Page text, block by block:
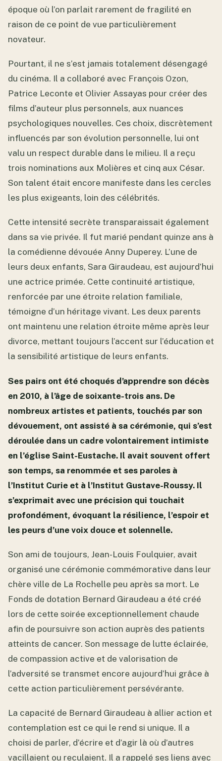
époque où l’on parlait rarement de fragilité en
raison de ce point de vue particulièrement
novateur.
Pourtant, il ne s’est jamais totalement désengagé
du cinéma. Il a collaboré avec François Ozon,
Patrice Leconte et Olivier Assayas pour créer des
films d’auteur plus personnels, aux nuances
psychologiques nouvelles. Ces choix, discrètement
influencés par son évolution personnelle, lui ont
valu un respect durable dans le milieu. Il a reçu
trois nominations aux Molières et cinq aux César.
Son talent était encore manifeste dans les cercles
les plus exigeants, loin des célébrités.
Cette intensité secrète transparaissait également
dans sa vie privée. Il fut marié pendant quinze ans à
la comédienne dévouée Anny Duperey. L’une de
leurs deux enfants, Sara Giraudeau, est aujourd’hui
une actrice primée. Cette continuité artistique,
renforcée par une étroite relation familiale,
témoigne d’un héritage vivant. Les deux parents
ont maintenu une relation étroite même après leur
divorce, mettant toujours l’accent sur l’éducation et
la sensibilité artistique de leurs enfants.
Ses pairs ont été choqués d’apprendre son décès
en 2010, à l’âge de soixante-trois ans. De
nombreux artistes et patients, touchés par son
dévouement, ont assisté à sa cérémonie, qui s’est
déroulée dans un cadre volontairement intimiste
en l’église Saint-Eustache. Il avait souvent offert
son temps, sa renommée et ses paroles à
l’Institut Curie et à l’Institut Gustave-Roussy. Il
s’exprimait avec une précision qui touchait
profondément, évoquant la résilience, l’espoir et
les peurs d’une voix douce et solennelle.
Son ami de toujours, Jean-Louis Foulquier, avait
organisé une cérémonie commémorative dans leur
chère ville de La Rochelle peu après sa mort. Le
Fonds de dotation Bernard Giraudeau a été créé
lors de cette soirée exceptionnellement chaude
afin de poursuivre son action auprès des patients
atteints de cancer. Son message de lutte éclairée,
de compassion active et de valorisation de
l’adversité se transmet encore aujourd’hui grâce à
cette action particulièrement persévérante.
La capacité de Bernard Giraudeau à allier action et
contemplation est ce qui le rend si unique. Il a
choisi de parler, d’écrire et d’agir là où d’autres
vacillaient ou reculaient. Il a rappelé ses liens avec